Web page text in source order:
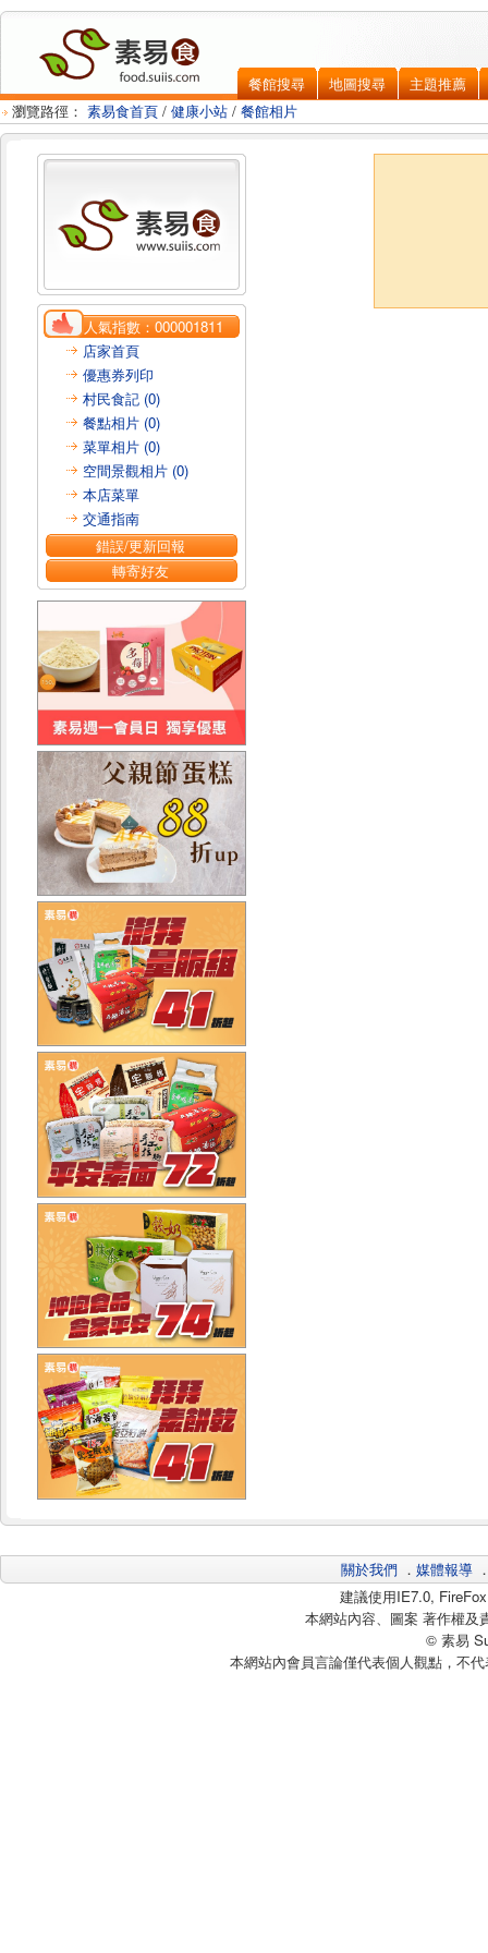
餐館搜尋 地圖搜尋
主題推薦
瀏覽路徑： 素易食首頁 / 健康小站 / 餐館相片
人氣指數：000001811
店家首頁
優惠券列印
村民食記 (0)
餐點相片 (0)
菜單相片 (0)
空間景觀相片 (0)
本店菜單
交通指南
錯誤/更新回報
轉寄好友
關於我們 ． 媒體報導
建議使用IE7.0,
本網站內容、圖案 著作權及
© 素易
本網站內會員言論僅代表個人觀點，不